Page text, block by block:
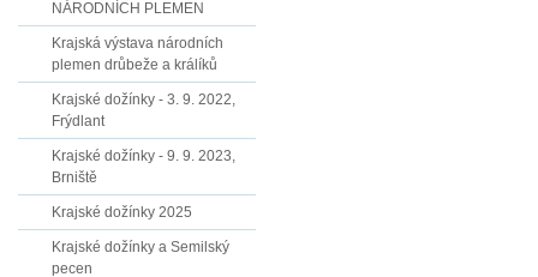
NÁRODNÍCH PLEMEN
Krajská výstava národních
plemen drůbeže a králíků
Krajské dožínky - 3. 9. 2022,
Frýdlant
Krajské dožínky - 9. 9. 2023,
Brniště
Krajské dožínky 2025
Krajské dožínky a Semilský
pecen